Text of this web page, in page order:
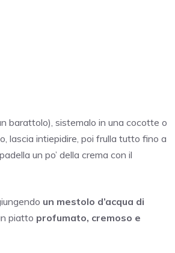
barattolo), sistemalo in una cocotte o
lascia intiepidire, poi frulla tutto fino a
un po’ della crema con il
un mestolo d’acqua di
piatto profumato, cremoso e